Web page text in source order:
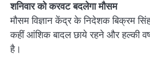
शनिवार को करवट बदलेगा मौसम
मौसम विज्ञान केंद्र के निदेशक बिक्रम
कहीं आंशिक बादल छाये रहने और हल्की
है।